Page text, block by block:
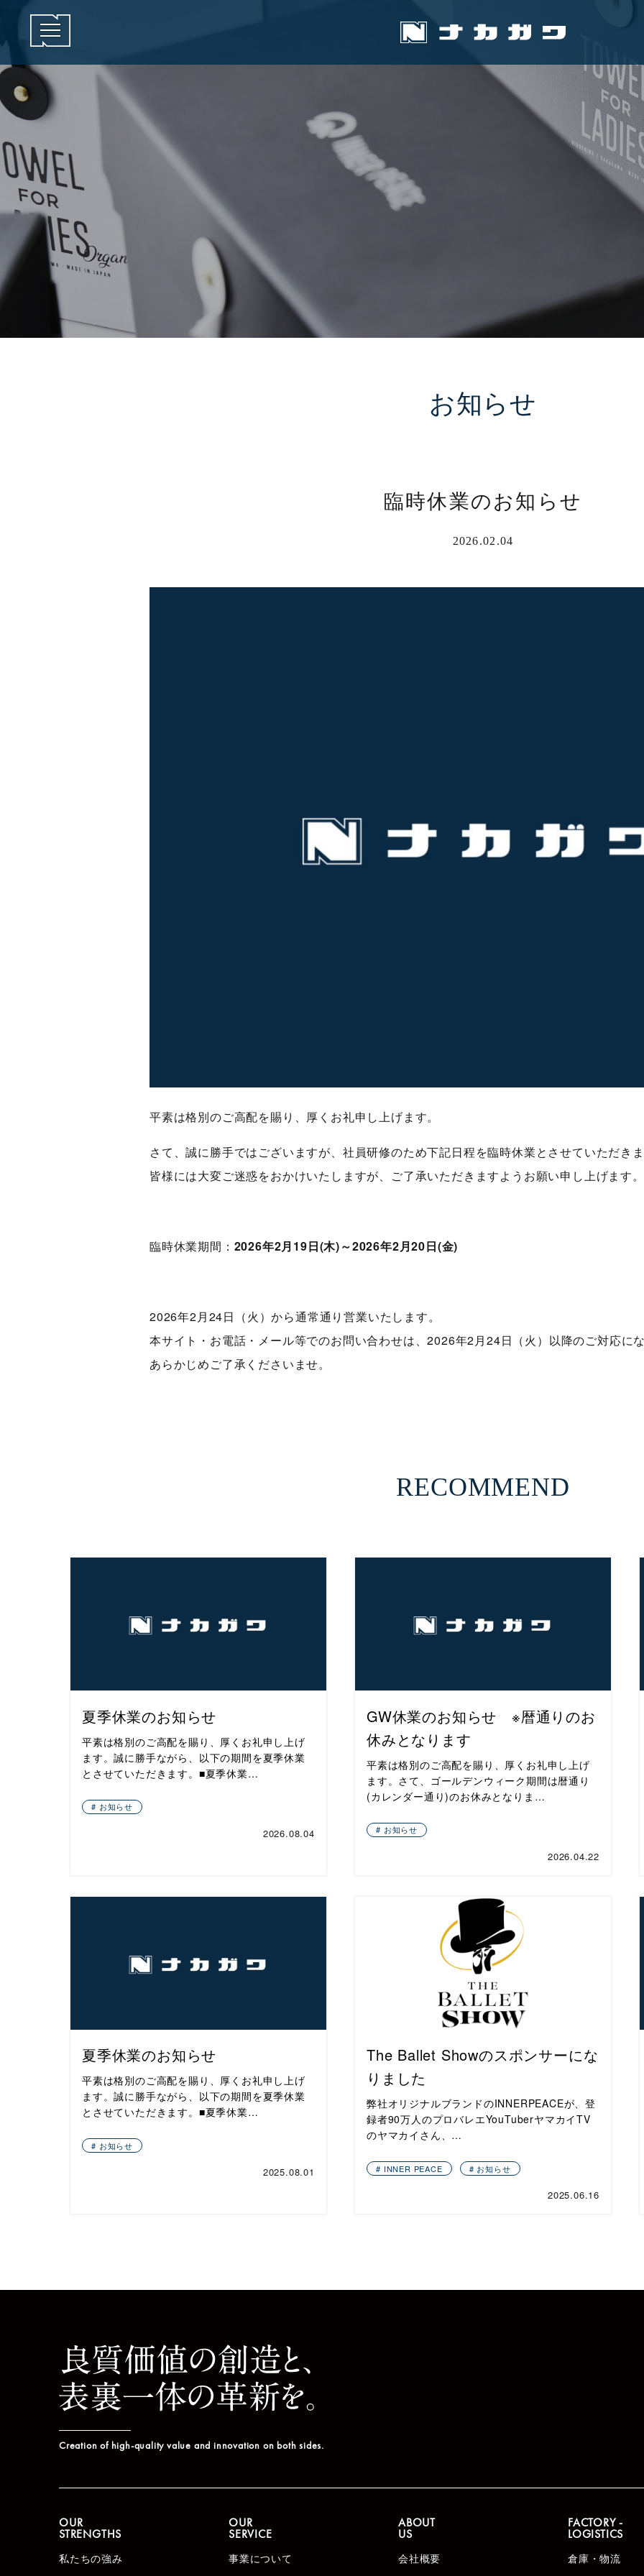
メニューを開閉する
お知らせ
臨時休業のお知らせ
2026.02.04
平素は格別のご高配を賜り、厚くお礼申し上げます。
さて、誠に勝手ではございますが、社員研修のため下記日程を臨時休業とさせていただきま
皆様には大変ご迷惑をおかけいたしますが、ご了承いただきますようお願い申し上げます。
臨時休業期間： 2026年2月19日(木)～2026年2月20日(金)
2026年2月24日（火）から通常通り営業いたします。
本サイト・お電話・メール等でのお問い合わせは、2026年2月24日（火）以降のご対応にな
あらかじめご了承くださいませ。
RECOMMEND
夏季休業のお知らせ
平素は格別のご高配を賜り、厚くお礼申し上げ
ます。誠に勝手ながら、以下の期間を夏季休業
とさせていただきます。■夏季休業…
お知らせ
2026.08.04
GW休業のお知らせ ※暦通りのお
休みとなります
平素は格別のご高配を賜り、厚くお礼申し上げ
ます。さて、ゴールデンウィーク期間は暦通り
(カレンダー通り)のお休みとなりま…
お知らせ
2026.04.22
夏季休業のお知らせ
平素は格別のご高配を賜り、厚くお礼申し上げ
ます。誠に勝手ながら、以下の期間を夏季休業
とさせていただきます。■夏季休業…
お知らせ
2025.08.01
The Ballet Showのスポンサーにな
りました
弊社オリジナルブランドのINNERPEACEが、登
録者90万人のプロバレエYouTuberヤマカイTV
のヤマカイさん、…
INNER PEACE お知らせ
2025.06.16
Creation of high-quality value and innovation on both sides.
OUR
STRENGTHS
私たちの強み
OUR
SERVICE
事業について
ABOUT
US
会社概要
FACTORY -
LOGISTICS
倉庫・物流